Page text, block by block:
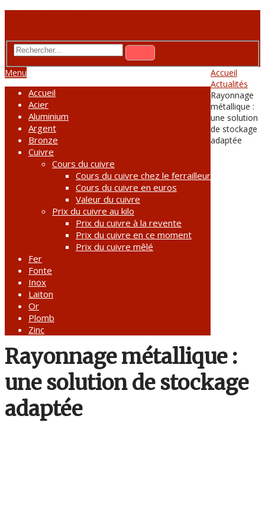
Menu
Accueil
Acier
Aluminium
Argent
Bronze
Cuivre
Cours du cuivre
Cours du cuivre chez le ferrailleur
Cours du cuivre en euros
Valeur du cuivre
Prix du cuivre au kilo
Prix du cuivre à la revente
Prix du cuivre en ce moment
Prix du cuivre mêlé
Fer
Fonte
Inox
Laiton
Or
Plomb
Zinc
Accueil
Actualités
Rayonnage
métallique :
une solution
de stockage
adaptée
Rayonnage métallique :
une solution de stockage
adaptée